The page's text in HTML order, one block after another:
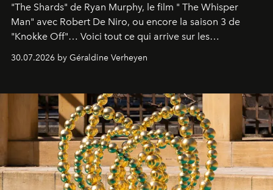
"The Shards" de Ryan Murphy, le film " The Whisper
Man" avec Robert De Niro, ou encore la saison 3 de
"Knokke Off"… Voici tout ce qui arrive sur les
30.07.2026 by Géraldine Verheyen